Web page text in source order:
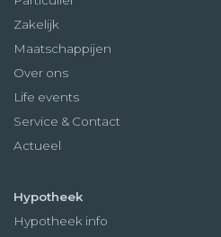
Zakelijk
Maatschappijen
Over ons
Life events
Service & Contact
Actueel
Hypotheek
Hypotheek info